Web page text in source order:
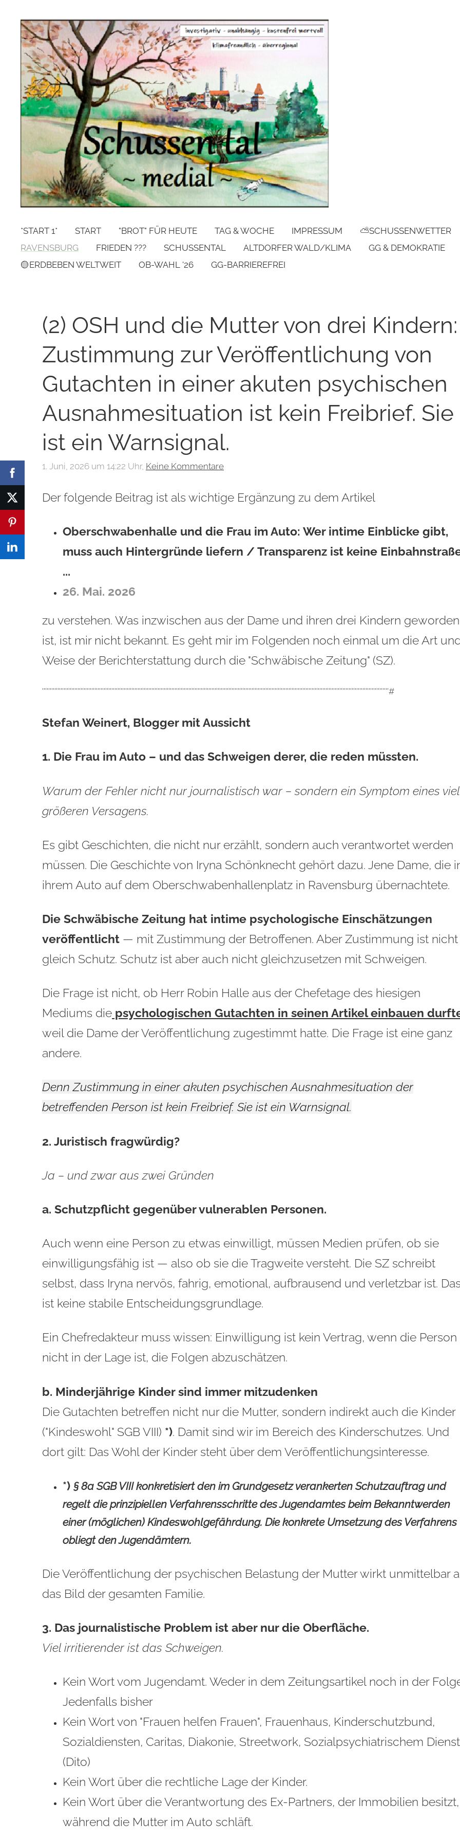
*START 1* START "BROT" FÜR HEUTE TAG & WOCHE IMPRESSUM
⛅SCHUSSENWETTER
RAVENSBURG
FRIEDEN ??? SCHUSSENTAL ALTDORFER WALD/KLIMA
GG & DEMOKRATIE
🟡ERDBEBEN WELTWEIT
OB-WAHL '26 GG-BARRIEREFREI
(2) OSH und die Mutter von drei Kindern:
Zustimmung zur Veröffentlichung von
Gutachten in einer akuten psychischen
Ausnahmesituation ist kein Freibrief. Sie
ist ein Warnsignal.
1. Juni, 2026 um 14:22 Uhr, Keine Kommentare
Der folgende Beitrag ist als wichtige Ergänzung zu dem Artikel
Oberschwabenhalle und die Frau im Auto: Wer intime Einblicke gibt,
muss auch Hintergründe liefern / Transparenz ist keine
...
26. Mai. 2026
zu verstehen. Was inzwischen aus der Dame und ihren drei Kindern geworden
ist, ist mir nicht bekannt. Es geht mir im Folgenden noch einmal um die Art
Weise der Berichterstattung durch die "Schwäbische Zeitung" (SZ).
'''''''''''''''''''''''''''''''''''''''''''''''''''''''''''''''''''''''''''''''''''''''''''''''''''''''''''''''''''''''''''''''''''''''''''''''''''''''''''''''''''''''''''''''''''''''''''''''''''''''''''''''''''''''''''''''''#
Stefan Weinert, Blogger mit Aussicht
1. Die Frau im Auto – und das Schweigen derer, die reden müssten.
Warum der Fehler nicht nur journalistisch war – sondern ein Symptom eines viel
größeren Versagens.
Es gibt Geschichten, die nicht nur erzählt, sondern auch verantwortet werden
müssen. Die Geschichte von Iryna Schönknecht gehört dazu. Jene Dame, die
ihrem Auto auf dem Oberschwabenhallenplatz in Ravensburg übernachtete.
Die Schwäbische Zeitung hat intime psychologische Einschätzungen
veröffentlicht — mit Zustimmung der Betroffenen. Aber Zustimmung ist nicht
gleich Schutz. Schutz ist aber auch nicht gleichzusetzen mit Schweigen.
Die Frage ist nicht, ob Herr Robin Halle aus der Chefetage des hiesigen
Mediums die psychologischen Gutachten in seinen Artikel einbauen
weil die Dame der Veröffentlichung zugestimmt hatte. Die Frage ist eine ganz
andere.
Denn Zustimmung in einer akuten psychischen Ausnahmesituation der
betreffenden Person ist kein Freibrief. Sie ist ein Warnsignal.
2. Juristisch fragwürdig?
Ja – und zwar aus zwei Gründen
a. Schutzpflicht gegenüber vulnerablen Personen.
Auch wenn eine Person zu etwas einwilligt, müssen Medien prüfen, ob sie
einwilligungsfähig ist — also ob sie die Tragweite versteht. Die SZ schreibt
selbst, dass Iryna nervös, fahrig, emotional, aufbrausend und verletzbar ist.
ist keine stabile Entscheidungsgrundlage.
Ein Chefredakteur muss wissen: Einwilligung ist kein Vertrag, wenn die Person
nicht in der Lage ist, die Folgen abzuschätzen.
b. Minderjährige Kinder sind immer mitzudenken
Die Gutachten betreffen nicht nur die Mutter, sondern indirekt auch die Kinder
("Kindeswohl" SGB VIII) *). Damit sind wir im Bereich des Kinderschutzes. Und
dort gilt: Das Wohl der Kinder steht über dem Veröffentlichungsinteresse.
*) § 8a SGB VIIIkonkretisiert den im Grundgesetz verankerten Schutzauftrag und
regelt die prinzipiellen Verfahrensschritte des Jugendamtes beim Bekanntwerden
einer (möglichen) Kindeswohlgefährdung. Die konkrete Umsetzung des Verfahrens
obliegt den Jugendämtern.
Die Veröffentlichung der psychischen Belastung der Mutter wirkt unmittelbar
das Bild der gesamten Familie.
3. Das journalistische Problem ist aber nur die Oberfläche.
Viel irritierender ist das Schweigen.
Kein Wort vom Jugendamt. Weder in dem Zeitungsartikel noch in der
Jedenfalls bisher
Kein Wort von "Frauen helfen Frauen", Frauenhaus, Kinderschutzbund,
Sozialdiensten, Caritas, Diakonie, Streetwork, Sozialpsychiatrischem
(Dito)
Kein Wort über die rechtliche Lage der Kinder.
Kein Wort über die Verantwortung des Ex‑Partners, der Immobilien besitzt,
während die Mutter im Auto schläft.